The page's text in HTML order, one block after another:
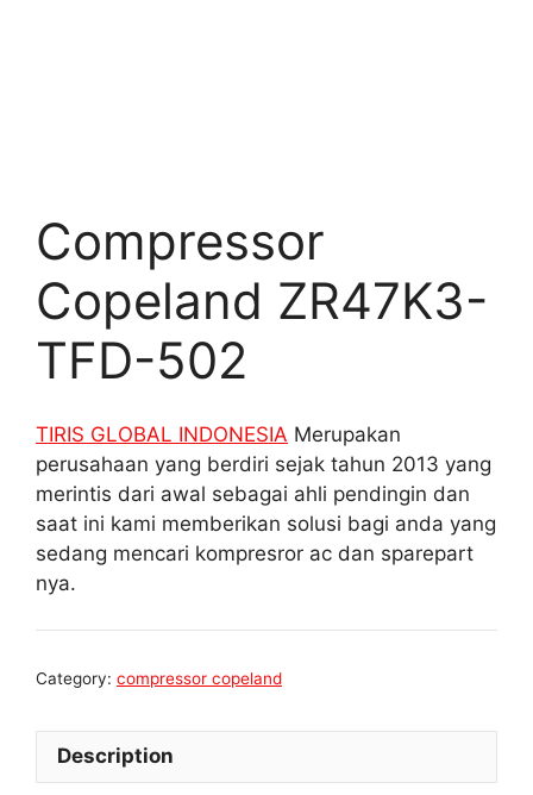
Compressor
Copeland ZR47K3-
TFD-502
TIRIS GLOBAL INDONESIA Merupakan
perusahaan yang berdiri sejak tahun 2013 yang
merintis dari awal sebagai ahli pendingin dan
saat ini kami memberikan solusi bagi anda yang
sedang mencari kompresror ac dan sparepart
nya.
Category: compressor copeland
Description